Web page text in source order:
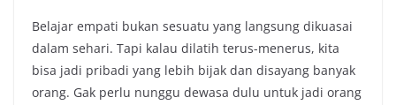
Belajar empati bukan sesuatu yang langsung dikuasai
dalam sehari. Tapi kalau dilatih terus-menerus, kita
bisa jadi pribadi yang lebih bijak dan disayang banyak
orang. Gak perlu nunggu dewasa dulu untuk jadi orang